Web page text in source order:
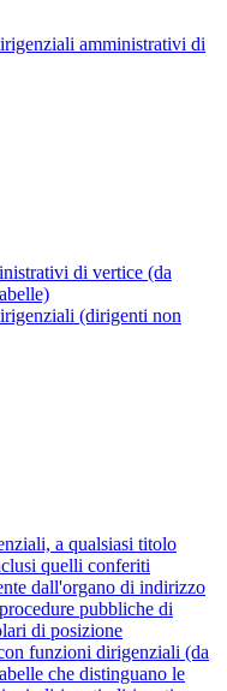
amministrativi di
di vertice (da
(dirigenti non
a qualsiasi titolo
quelli conferiti
dall'organo di indirizzo
pubbliche di
di posizione
funzioni dirigenziali (da
che distinguano le